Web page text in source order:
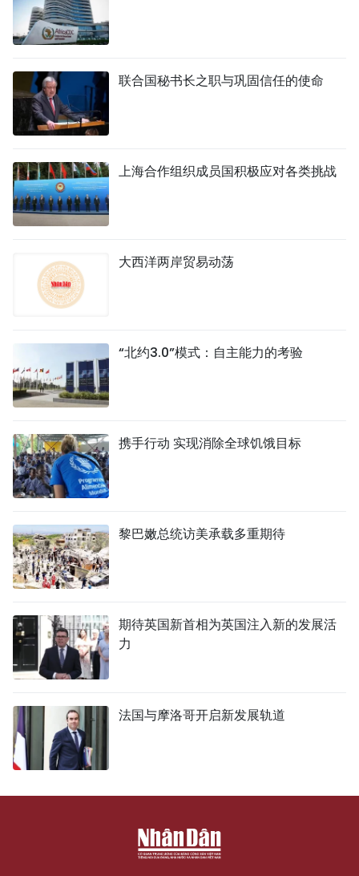
联合国秘书长之职与巩固信任的使命
上海合作组织成员国积极应对各类挑战
大西洋两岸贸易动荡
“北约3.0”模式：自主能力的考验
携手行动 实现消除全球饥饿目标
黎巴嫩总统访美承载多重期待
期待英国新首相为英国注入新的发展活
力
法国与摩洛哥开启新发展轨道